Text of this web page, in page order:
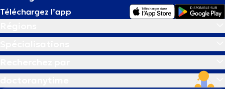
Téléchargez l’app